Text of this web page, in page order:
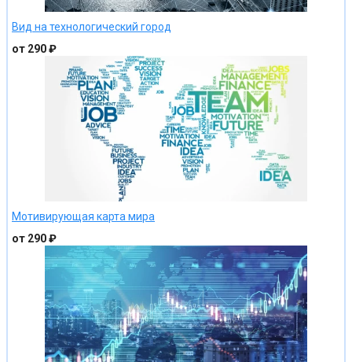
Вид на технологический город
от 290 ₽
Мотивирующая карта мира
от 290 ₽